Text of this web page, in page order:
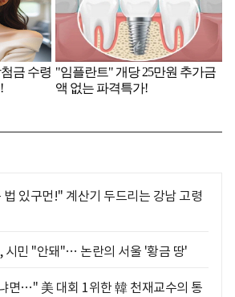
있구먼!" 계산기 두드리는 강남 고령
시민 "안돼"… 논란의 서울 '황금 땅'
면…" 美 대회 1위한 韓 천재교수의 통